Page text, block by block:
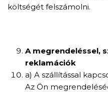
költségét felszámolni.
A megrendeléssel,
reklamációk
a) A szállítással
Az Ön